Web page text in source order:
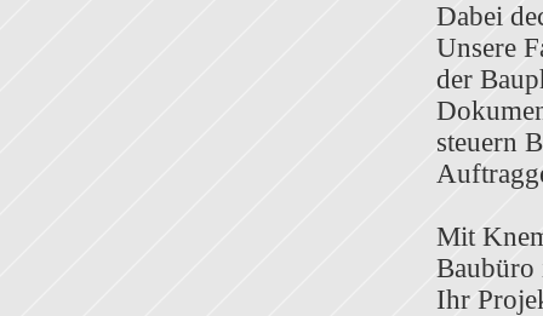
Dabei
Unsere
der
steuern
Mit
Baubüro
Ihr